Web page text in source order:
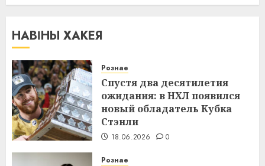
НАВІНЫ ХАКЕЯ
Рознае
Спустя два десятилетия
ожидания: в НХЛ появился
новый обладатель Кубка
Стэнли
18.06.2026 0
Рознае